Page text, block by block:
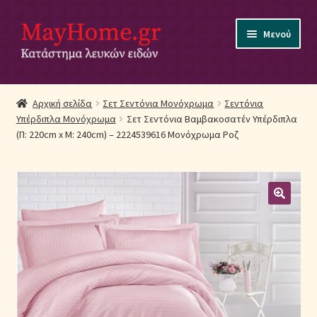
Απευθείας
μετάβαση
στην
Μετάβαση
σε
περιεχόμενο
Μενού
Αρχική
Ακύρωση Παραγγελίας
Επικοινωνία
Επιστροφές Προϊόντων
Η εταιρία μας
Αρχική σελίδα Σετ Σεντόνια Μονόχρωμα
Σεντόνια
Υπέρδιπλα Μονόχρωμα
Σετ Σεντόνια Βαμβακοσατέν Υπέρδιπλα
(Π: 220cm x Μ: 240cm) – 2224539616 Μονόχρωμα Ροζ